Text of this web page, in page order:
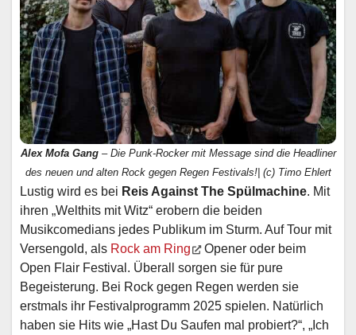
Alex Mofa Gang– Die Punk-Rocker mit Message sind die Headliner
des neuen und alten Rock gegen Regen Festivals!| (c) Timo Ehlert
Lustig wird es bei Reis Against The Spülmachine. Mit
ihren „Welthits mit Witz“ erobern die beiden
Musikcomedians jedes Publikum im Sturm. Auf Tour mit
Versengold, als Rock am Ring
Opener oder beim
Open Flair Festival. Überall sorgen sie für pure
Begeisterung. Bei Rock gegen Regen werden sie
erstmals ihr Festivalprogramm 2025 spielen. Natürlich
haben sie Hits wie „Hast Du Saufen mal probiert?“, „Ich